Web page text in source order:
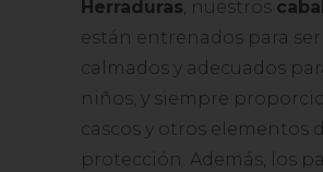
Herraduras, nuestros
están entrenados para ser
calmados y adecuados
niños, y siempre
cascos y otros elementos
protección. Además, los